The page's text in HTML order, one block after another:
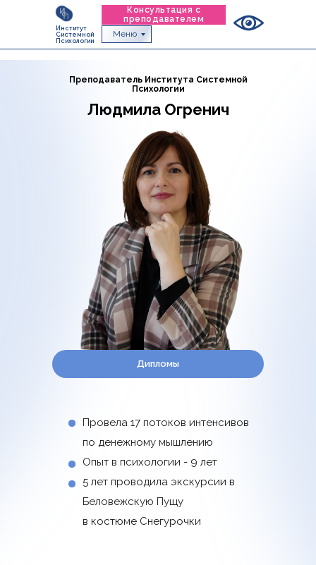
Институт
Системной
Психологии
Консультация с
преподавателем
Меню
Людмила Огренич
Преподаватель Института Системной
Психологии
Провела 17 потоков интенсивов
по денежному мышлению
Опыт в психологии - 9 лет
5 лет проводила экскурсии в
Беловежскую Пущу
в костюме Снегурочки
Дипломы